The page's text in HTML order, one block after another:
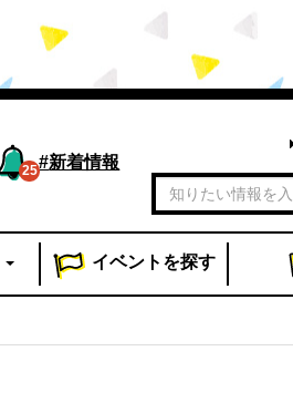
#新着情報
25
イベント を探す